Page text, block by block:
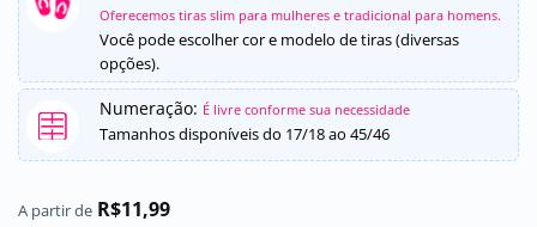
Oferecemos tiras slim para mulheres e tradicional para homens.
Você pode escolher cor e modelo de tiras (diversas
opções).
Numeração: É livre conforme sua necessidade
Tamanhos disponíveis do 17/18 ao 45/46
A partir de R$11,99